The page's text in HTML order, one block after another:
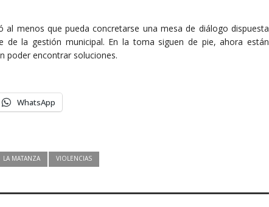
al menos que pueda concretarse una mesa de diálogo dispuesta
la gestión municipal. En la toma siguen de pie, ahora están
poder encontrar soluciones.
WhatsApp
LA MATANZA VIOLENCIAS